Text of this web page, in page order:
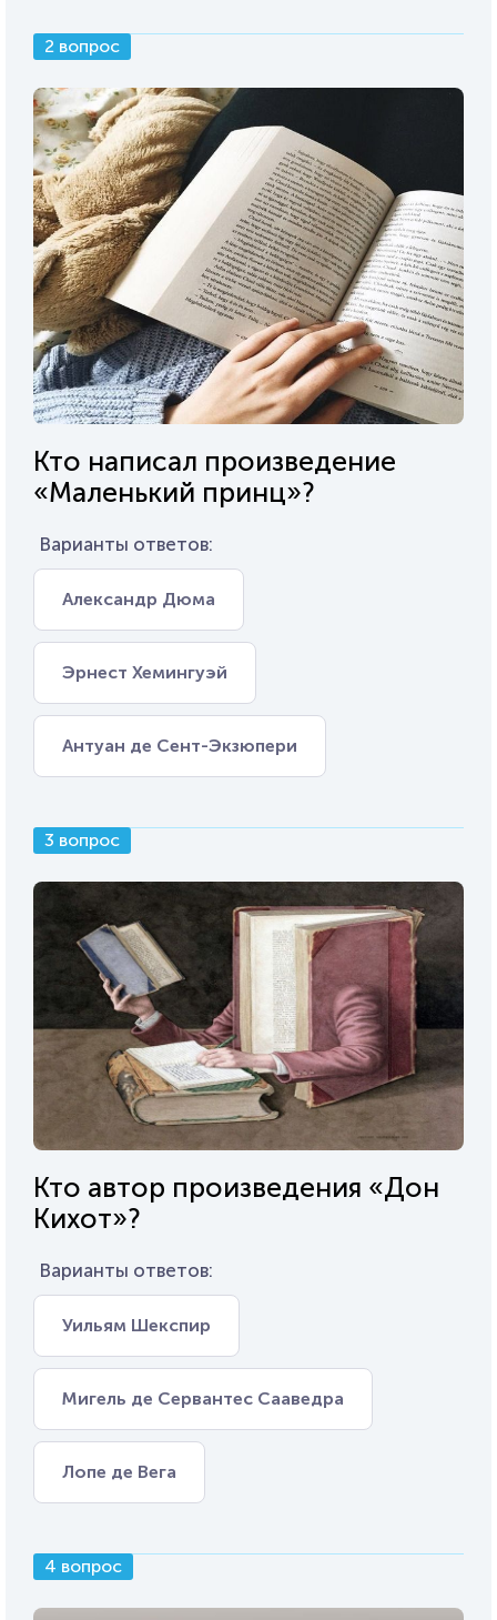
2 вопрос
Кто написал произведение
«Маленький принц»?
Варианты ответов:
Александр Дюма
Эрнест Хемингуэй
Антуан де Сент-Экзюпери
3 вопрос
Кто автор произведения «Дон
Кихот»?
Варианты ответов:
Уильям Шекспир
Мигель де Сервантес Сааведра
Лопе де Вега
4 вопрос